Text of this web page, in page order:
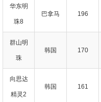
华东明
珠8
巴拿马 196
群山明
珠
韩国 170
向思达
精灵2
韩国 161